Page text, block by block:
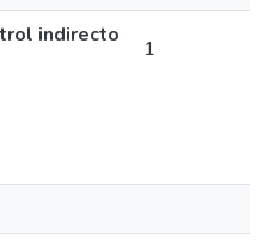
indirecto
1